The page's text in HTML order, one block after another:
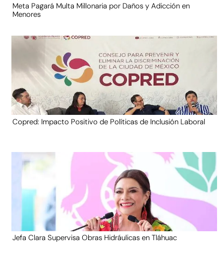
Meta Pagará Multa Millonaria por Daños y Adicción en
Menores
Copred: Impacto Positivo de Políticas de Inclusión Laboral
Jefa Clara Supervisa Obras Hidráulicas en Tláhuac